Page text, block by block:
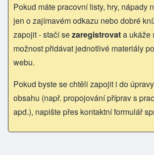
Pokud máte pracovní listy, hry, nápady
jen o zajímavém odkazu nebo dobré
zapojit - stačí sezaregistrovata ukáže
možnost přidávat jednotlivé materiály
webu.
Pokud byste se chtěli zapojit i do
obsahu (např. propojování příprav s
apd.), napište přes kontaktní formulář